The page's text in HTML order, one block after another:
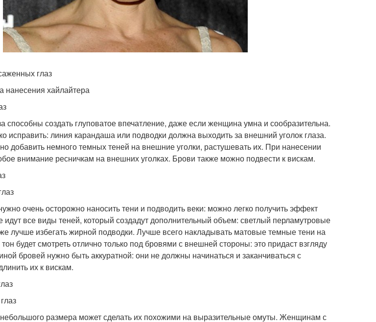
глаз
нанесения хайлайтера
способны создать глуповатое впечатление, даже если женщина умна и сообразительна.
исправить: линия карандаша или подводки должна выходить за внешний уголок глаза.
добавить немного темных теней на внешние уголки, растушевать их. При нанесении
внимание ресничкам на внешних уголках. Брови также можно подвести к вискам.
очень осторожно наносить тени и подводить веки: можно легко получить эффект
идут все виды теней, который создадут дополнительный объем: светлый перламутровые
лучше избегать жирной подводки. Лучше всего накладывать матовые темные тени на
будет смотреть отлично только под бровями с внешней стороны: это придаст взгляду
бровей нужно быть аккуратной: они не должны начинаться и заканчиваться с
их к вискам.
размера может сделать их похожими на выразительные омуты. Женщинам с